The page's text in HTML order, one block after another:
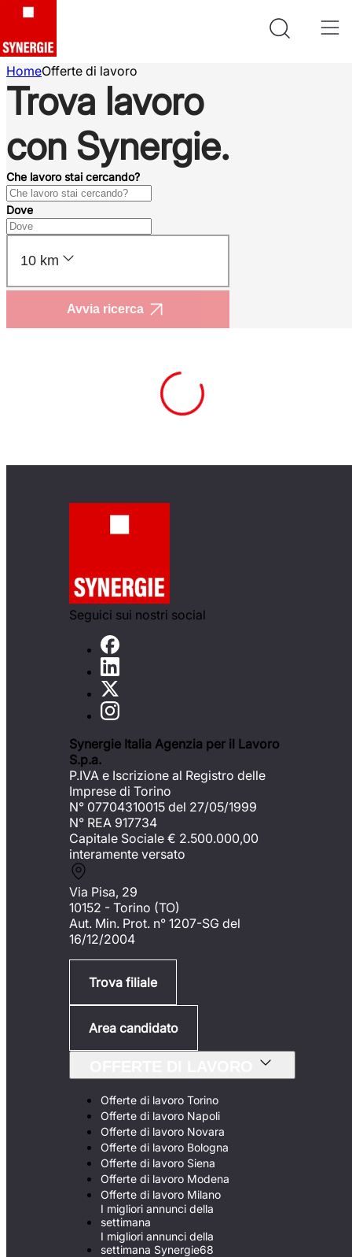
HomeOfferte di lavoro
Trova lavoro
con Synergie.
Che lavoro stai cercando?
Dove
10 km
Avvia ricerca
Seguici sui nostri social
Synergie Italia Agenzia per il Lavoro
S.p.a.
P.IVA e Iscrizione al Registro delle
Imprese di Torino
N° 07704310015 del 27/05/1999
N° REA 917734
Capitale Sociale € 2.500.000,00
interamente versato
Via Pisa, 29
10152 - Torino (TO)
Aut. Min. Prot. n° 1207-SG del
16/12/2004
Trova filiale
Area candidato
Offerte di lavoro Torino
Offerte di lavoro Napoli
Offerte di lavoro Novara
Offerte di lavoro Bologna
Offerte di lavoro Siena
Offerte di lavoro Modena
Offerte di lavoro Milano
I migliori annunci della
settimana
I migliori annunci della
settimana Synergie68